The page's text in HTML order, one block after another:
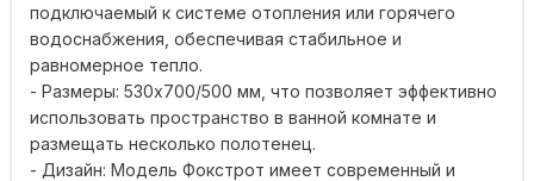
подключаемый к системе отопления или горячего
водоснабжения, обеспечивая стабильное и
равномерное тепло.
- Размеры: 530x700/500 мм, что позволяет эффективно
использовать пространство в ванной комнате и
размещать несколько полотенец.
- Дизайн: Модель Фокстрот имеет современный и